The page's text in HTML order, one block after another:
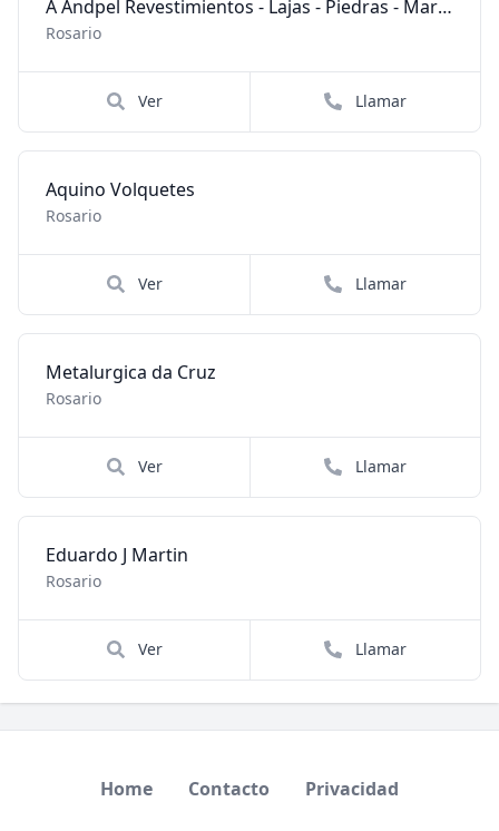
A Andpel Revestimientos - Lajas - Piedras - Marmoles
Rosario
Ver Llamar
Aquino Volquetes
Rosario
Ver Llamar
Metalurgica da Cruz
Rosario
Ver Llamar
Eduardo J Martin
Rosario
Ver Llamar
Home Contacto Privacidad